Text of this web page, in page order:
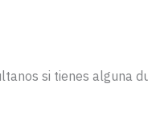
si tienes alguna